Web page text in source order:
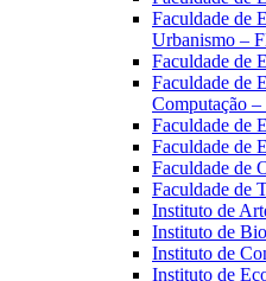
Faculdade de
Urbanismo –
Faculdade de
Faculdade de
Computação
Faculdade de
Faculdade de
Faculdade de
Faculdade de
Instituto de
Instituto de
Instituto de
Instituto de